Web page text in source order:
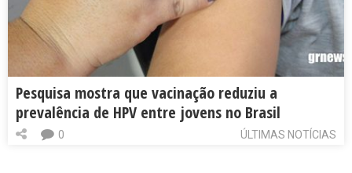
Pesquisa mostra que vacinação reduziu a
prevalência de HPV entre jovens no Brasil
ÚLTIMAS NOTÍCIAS
0